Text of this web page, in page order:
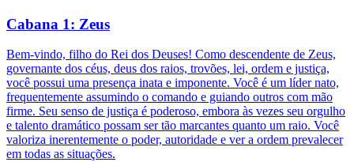
Cabana 1: Zeus
Bem-vindo, filho do Rei dos Deuses! Como descendente de Zeus,
governante dos céus, deus dos raios, trovões, lei, ordem e justiça,
você possui uma presença inata e imponente. Você é um líder nato,
frequentemente assumindo o comando e guiando outros com mão
firme. Seu senso de justiça é poderoso, embora às vezes seu orgulho
e talento dramático possam ser tão marcantes quanto um raio. Você
valoriza inerentemente o poder, autoridade e ver a ordem prevalecer
em todas as situações.